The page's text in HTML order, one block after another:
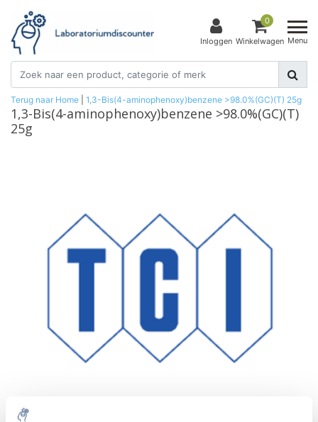
Inloggen
0
Winkelwagen Menu
Terug naar Home 1,3-Bis(4-aminophenoxy)benzene >98.0%(GC)(T) 25g
1,3-Bis(4-aminophenoxy)benzene >98.0%(GC)(T)
25g